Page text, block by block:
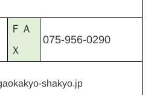
ＦＡ
Ｘ
075-956-0290
shakyo.jp